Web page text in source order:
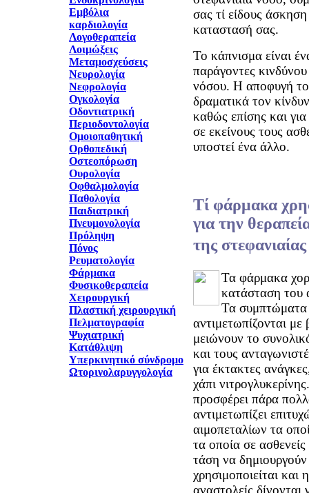
Εμβόλια
καρδιολογία
Λογοθεραπεία
Λοιμώξεις
Μεταμοσχεύσεις
Νευρολογία
Νεφρολογία
Ογκολογία
Οδοντιατρική
Περιοδοντολογία
Ομοιοπαθητική
Ορθοπεδική
Οστεοπόρωση
Ουρολογία
Οφθαλμολογία
Παθολογία
Παιδιατρική
Πνευμονολογία
Πρόληψη
Πόνος
Ρευματολογία
Φάρμακα
Φυσικοθεραπεία
Χειρουργική
Πλαστική χειρουργική
Πελματογραφία
Ψυχιατρική
Κατάθλιψη
Υπερκινητικό σύνδρομο
Ωτορινολαρυγγολογία
σας τί είδους
καταστασή σας.
Το κάπνισμα είναι
παράγοντες
νόσου. Η αποφυγή
δραματικά τον
καθώς επίσης και
σε εκείνους τους
υποστεί ένα άλλο.
Τί φάρμακα
για την
της
Τα φάρμακα
κατάσταση του
Τα
αντιμετωπίζονται
μειώνουν το
και τους
για έκτακτες
χάπι
προσφέρει πάρα
αντιμετωπίζει
αιμοπεταλίων τα
τα οποία σε
τάση να
χρησιμοποιείται
αναστολείς